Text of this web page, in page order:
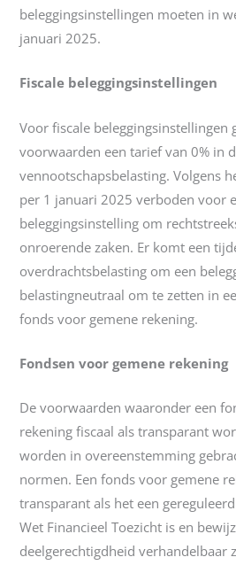
beleggingsinstellingen moeten in
januari 2025.
Fiscale beleggingsinstellingen
Voor fiscale beleggingsinstellingen
voorwaarden een tarief van 0% in
vennootschapsbelasting. Volgens
per 1 januari 2025 verboden voor
beleggingsinstelling om
onroerende zaken. Er komt een
overdrachtsbelasting om een
belastingneutraal om te zetten in
fonds voor gemene rekening.
Fondsen voor gemene rekening
De voorwaarden waaronder een
rekening fiscaal als transparant
worden in overeenstemming
normen. Een fonds voor gemene
transparant als het een
Wet Financieel Toezicht is en
deelgerechtigdheid verhandelbaar